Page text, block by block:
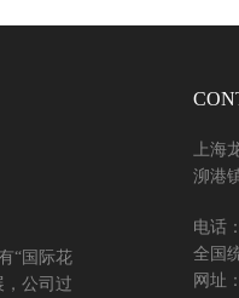
“国际花
，公司过
上海
泖港
电话
全国
网址